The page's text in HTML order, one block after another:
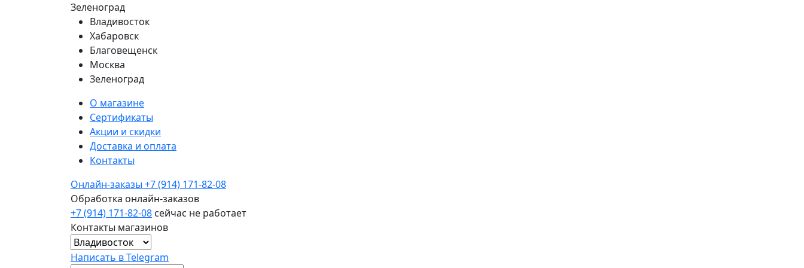
Зеленоград
Владивосток
Хабаровск
Благовещенск
Москва
Зеленоград
О магазине
Сертификаты
Акции и скидки
Доставка и оплата
Контакты
Онлайн-заказы +7 (914) 171-82-08
Обработка онлайн-заказов
+7 (914) 171-82-08 сейчас не работает
Контакты магазинов
Написать в Telegram